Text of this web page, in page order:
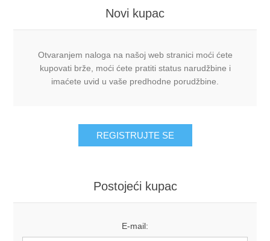
Novi kupac
Otvaranjem naloga na našoj web stranici moći ćete
kupovati brže, moći ćete pratiti status narudžbine i
imaćete uvid u vaše predhodne porudžbine.
Postojeći kupac
E-mail: